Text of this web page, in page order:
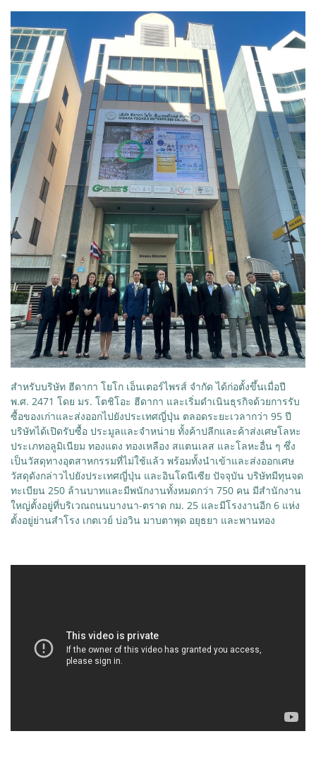
สำหรับบริษัท ฮีดากา โยโก เอ็นเตอร์ไพรส์ จำกัด ได้ก่อตั้งขึ้นเมื่อปี
พ.ศ. 2471 โดย มร. โตชิโอะ ฮีดากา และเริ่มดำเนินธุรกิจด้วยการรับ
ซื้อของเก่าและส่งออกไปยังประเทศญี่ปุ่น ตลอดระยะเวลากว่า 95 ปี
บริษัทได้เปิดรับซื้อ ประมูลและจำหน่าย ทั้งค้าปลีกและค้าส่งเศษโลหะ
ประเภทอลูมิเนียม ทองแดง ทองเหลือง สแตนเลส และโลหะอื่น ๆ ซึ่ง
เป็นวัสดุทางอุตสาหกรรมที่ไม่ใช้แล้ว พร้อมทั้งนำเข้าและส่งออกเศษ
วัสดุดังกล่าวไปยังประเทศญี่ปุ่น และอินโดนีเซีย ปัจจุบัน บริษัทมีทุนจด
ทะเบียน 250 ล้านบาทและมีพนักงานทั้งหมดกว่า 750 คน มีสำนักงาน
ใหญ่ตั้งอยู่ที่บริเวณถนนบางนา-ตราด กม. 25 และมีโรงงานอีก 6 แห่ง
ตั้งอยู่ย่านสำโรง เกตเวย์ บ่อวิน มาบตาพุด อยุธยา และพานทอง